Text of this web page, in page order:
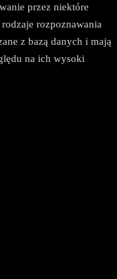
przez niektóre
rozpoznawania
z bazą danych i mają
na ich wysoki